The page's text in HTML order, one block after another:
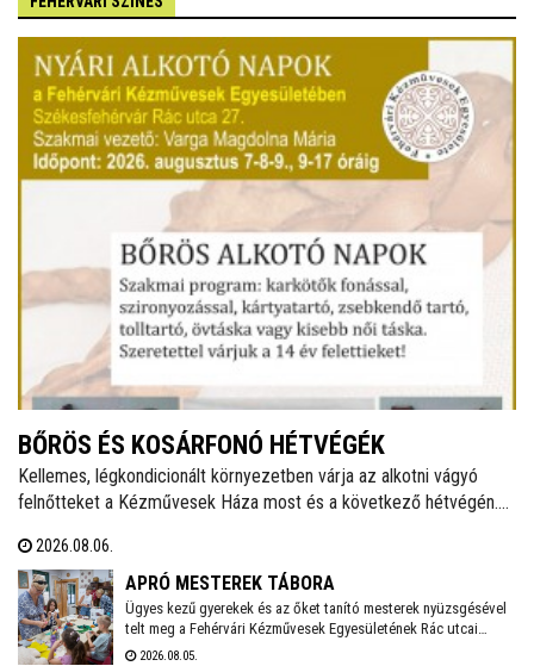
BŐRÖS ÉS KOSÁRFONÓ HÉTVÉGÉK
Kellemes, légkondicionált környezetben várja az alkotni vágyó
felnőtteket a Kézművesek Háza most és a következő hétvégén.
között kosárfonó napokat szerveznek a Rác utca 27-ben –
mindkettőre lehet még jelentkezni.
2026.08.06.
APRÓ MESTEREK TÁBORA
Ügyes kezű gyerekek és az őket tanító mesterek nyüzsgésével
telt meg a Fehérvári Kézművesek Egyesületének Rác utcai
portája. Ezen a héten zajlik a Gyermekműhely alkotótábor
2026.08.05.